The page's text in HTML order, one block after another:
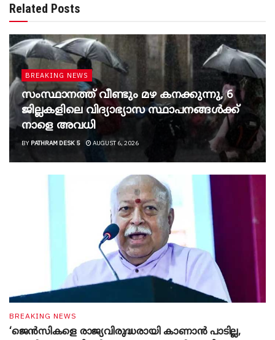
Related Posts
BREAKING NEWS
സംസ്ഥാനത്ത് വീണ്ടും മഴ കനക്കുന്നു, 6
ജില്ലകളിലെ വിദ്യാഭ്യാസ സ്ഥാപനങ്ങൾക്ക്
നാളെ അവധി
BY PATHRAM DESK 5 AUGUST 6, 2026
BREAKING NEWS
‘ജെൻസികളെ രാജ്യവിരുദ്ധരായി കാണാൻ പാടില്ല,